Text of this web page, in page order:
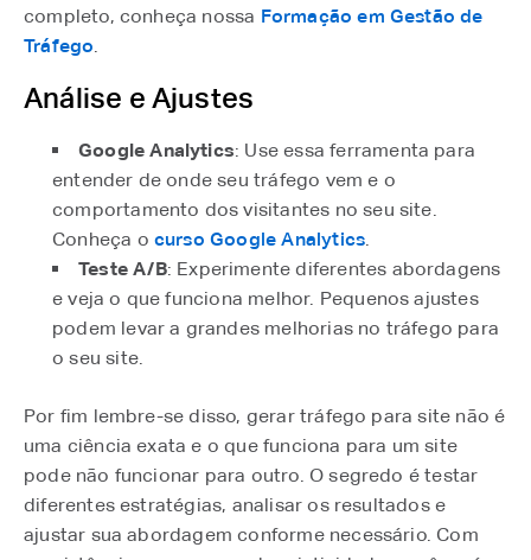
completo, conheça nossa Formação em Gestão de
Tráfego.
Análise e Ajustes
Google Analytics: Use essa ferramenta para
entender de onde seu tráfego vem e o
comportamento dos visitantes no seu site.
Conheça o curso Google Analytics.
Teste A/B: Experimente diferentes abordagens
e veja o que funciona melhor. Pequenos ajustes
podem levar a grandes melhorias no tráfego para
o seu site.
Por fim lembre-se disso, gerar tráfego para site não é
uma ciência exata e o que funciona para um site
pode não funcionar para outro. O segredo é testar
diferentes estratégias, analisar os resultados e
ajustar sua abordagem conforme necessário. Com